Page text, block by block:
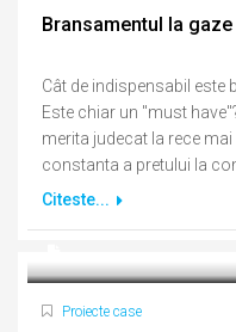
Bransamentul la
Cât de indispensabil este
Este chiar un "must
merita judecat la rece
constanta a pretului la
Citeste...
Proiecte case